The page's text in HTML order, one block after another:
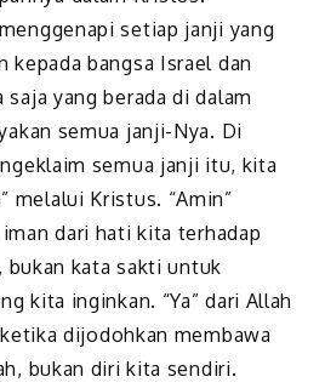
setiap janji yang
kepada bangsa Israel dan
yang berada di dalam
semua janji-Nya. Di
semua janji itu, kita
melalui Kristus. “Amin”
dari hati kita terhadap
bukan kata sakti untuk
kita inginkan. “Ya” dari Allah
dijodohkan membawa
bukan diri kita sendiri.